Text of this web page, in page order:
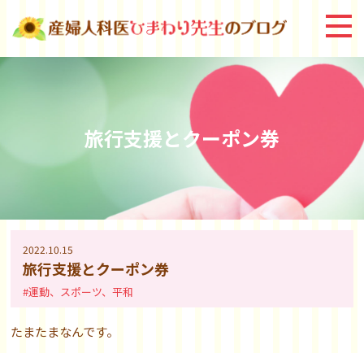
旅行支援とクーポン券
2022.10.15
旅行支援とクーポン券
#運動、スポーツ、平和
たまたまなんです。